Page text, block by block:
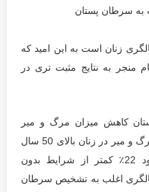
زنان است به این امید که
منجر به نتایج مثبت تری در
کاهش میزان مرگ و میر
است. طبق مطالعات انجام شده، مرگ و میر در زنان بالای 50 سال
و وارد شده به غربالگری در حدود 22٪ کمتر از شرایط بدون
اغلب به تشخیص سرطان